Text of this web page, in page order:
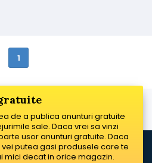
1
de a publica anunturi gratuite
sale. Daca vrei sa vinzi
usor anunturi gratuite. Daca
putea gasi produsele care te
mici decat in orice magazin.